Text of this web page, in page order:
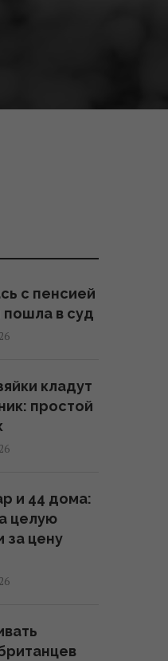
с пенсией
пошла в суд
кладут
простой
и 44 дома:
целую
за цену